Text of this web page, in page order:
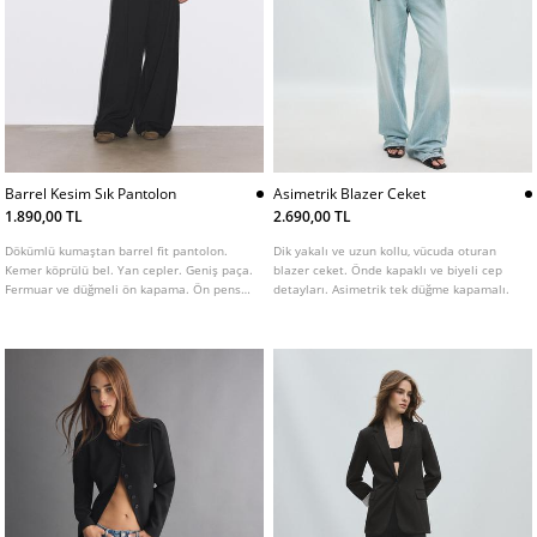
Barrel Kesim Sık Pantolon
1.890,00 TL
Dökümlü kumaştan barrel fit pantolon.
Kemer köprülü bel. Yan cepler. Geniş paça.
Fermuar ve düğmeli ön kapama. Ön pens
Asimetrik Blazer Ceket
2.690,00 TL
Dik yakalı ve uzun kollu, vücuda oturan
blazer ceket. Önde kapaklı ve biyeli cep
detayları. Asimetrik tek düğme kapamalı.